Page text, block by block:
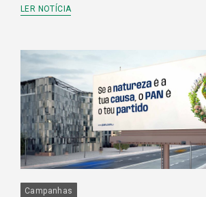
LER NOTÍCIA
Campanhas